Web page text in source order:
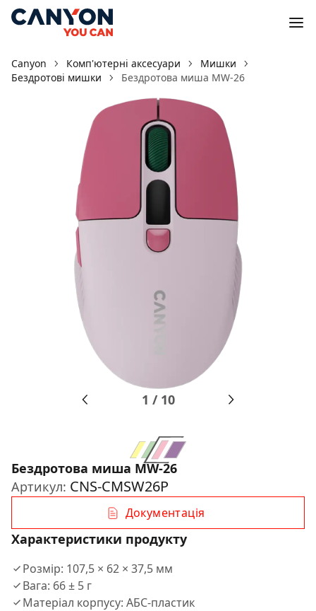
Canyon Комп'ютерні аксесуари
Мишки
Бездротові мишки
Бездротова миша MW-26
1 / 10
Бездротова миша MW-26
Артикул: CNS-CMSW26P
Документація
Характеристики продукту
Розмір: 107,5 × 62 × 37,5 мм
Вага: 66 ± 5 г
Матеріал корпусу: АБС-пластик